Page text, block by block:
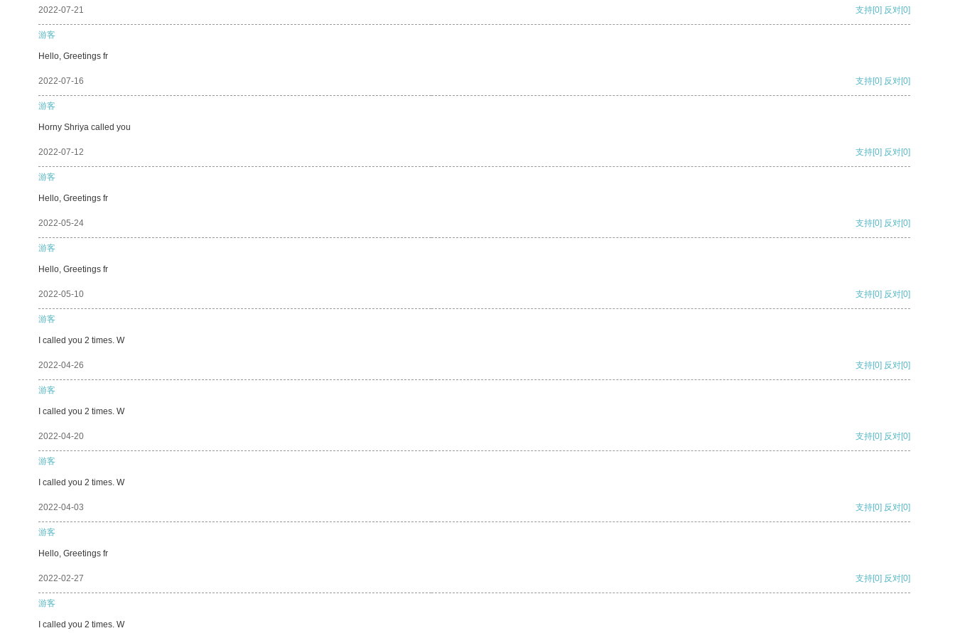
2022-07-21 支持[0] 反对[0]
游客
Hello, Greetings fr
2022-07-16 支持[0] 反对[0]
游客
Horny Shriya called you
2022-07-12 支持[0] 反对[0]
游客
Hello, Greetings fr
2022-05-24 支持[0] 反对[0]
游客
Hello, Greetings fr
2022-05-10 支持[0] 反对[0]
游客
I called you 2 times. W
2022-04-26 支持[0] 反对[0]
游客
I called you 2 times. W
2022-04-20 支持[0] 反对[0]
游客
I called you 2 times. W
2022-04-03 支持[0] 反对[0]
游客
Hello, Greetings fr
2022-02-27 支持[0] 反对[0]
游客
I called you 2 times. W